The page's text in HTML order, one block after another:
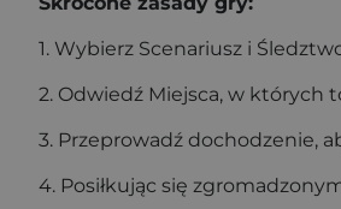
1. Wybierz Scenariusz i
2. Odwiedź Miejsca, w których
3. Przeprowadź dochodzenie,
4. Posiłkując się